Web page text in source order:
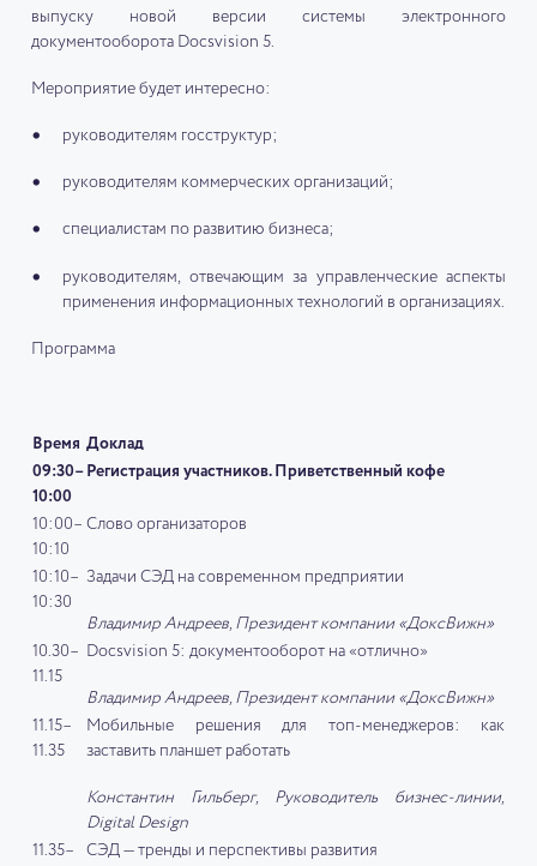
выпуску новой версии системы электронного
документооборота Docsvision 5.
Мероприятие будет интересно:
руководителям госструктур;
руководителям коммерческих организаций;
специалистам по развитию бизнеса;
руководителям, отвечающим за управленческие аспекты
применения информационных технологий в организациях.
Программа
Время Доклад
09:30–
10:00
Регистрация участников. Приветственный кофе
10:00–
10:10
Слово организаторов
10:10–
10:30
Задачи СЭД на современном предприятии
Владимир Андреев, Президент компании «ДоксВижн»
10.30–
11.15
Docsvision 5: документооборот на «отлично»
Владимир Андреев, Президент компании «ДоксВижн»
11.15–
11.35
Мобильные решения для топ-менеджеров: как
заставить планшет работать
Константин Гильберг, Руководитель бизнес-линии,
Digital Design
11.35–
СЭД — тренды и перспективы развития